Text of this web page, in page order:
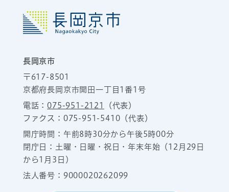
長岡京市
〒617-8501
京都府長岡京市開田一丁目1番1号
電話：075-951-2121
（代表）
ファクス：075-951-5410（代表）
開庁時間：午前8時30分から午後5時00分
閉庁日：土曜・日曜・祝日・年末年始（12月29日
から1月3日）
法人番号：9000020262099